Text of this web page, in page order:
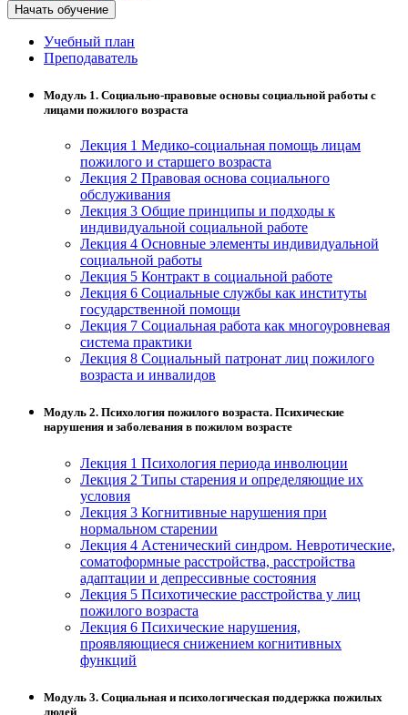
Техносферная безопасность
Безопасность труда
Экономика и управление
Управление производством
общественного питания в
организации
Управление административно-
хозяйственной деятельностью
Техника-технологии
нефтегазовое дело и геодезия
Техника и технологии наземного
транспорта
Техника и технологии строительства
Ядерная энергетика и технологии
Культура и спорт
Физкультура и спорт
Начать обучение
Учебный план
Преподаватель
Модуль 1. Социально-правовые основы социальной работы с
лицами пожилого возраста
Лекция 1 Медико-социальная помощь лицам
пожилого и старшего возраста
Лекция 2 Правовая основа социального
обслуживания
Лекция 3 Общие принципы и подходы к
индивидуальной социальной работе
Лекция 4 Основные элементы индивидуальной
социальной работы
Лекция 5 Контракт в социальной работе
Лекция 6 Социальные службы как институты
государственной помощи
Лекция 7 Социальная работа как многоуровневая
система практики
Лекция 8 Социальный патронат лиц пожилого
возраста и инвалидов
Модуль 2. Психология пожилого возраста. Психические
нарушения и заболевания в пожилом возрасте
Лекция 1 Психология периода инволюции
Лекция 2 Типы старения и определяющие их
условия
Лекция 3 Когнитивные нарушения при
нормальном старении
Лекция 4 Астенический синдром. Невротические,
соматоформные расстройства, расстройства
адаптации и депрессивные состояния
Лекция 5 Психотические расстройства у лиц
пожилого возраста
Лекция 6 Психические нарушения,
проявляющиеся снижением когнитивных
функций
Модуль 3. Социальная и психологическая поддержка пожилых
людей